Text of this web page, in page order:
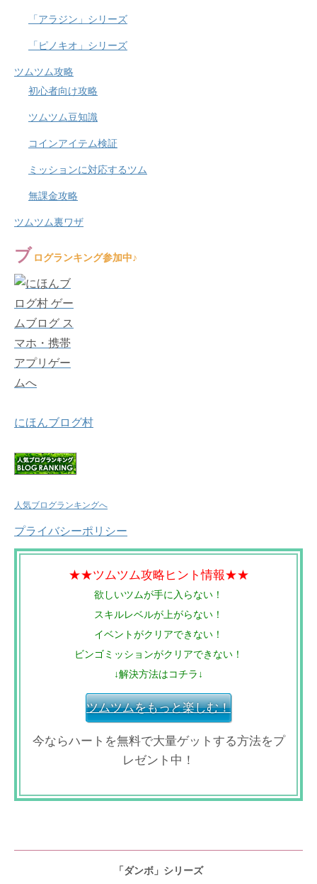
「アラジン」シリーズ
「ピノキオ」シリーズ
ツムツム攻略
初心者向け攻略
ツムツム豆知識
コインアイテム検証
ミッションに対応するツム
無課金攻略
ツムツム裏ワザ
ブ ログランキング参加中♪
にほんブログ村
人気ブログランキングへ
プライバシーポリシー
★★ツムツム攻略ヒント情報★★
欲しいツムが手に入らない！
スキルレベルが上がらない！
イベントがクリアできない！
ビンゴミッションがクリアできない！
↓解決方法はコチラ↓
ツムツムをもっと楽しむ！
今ならハートを無料で大量ゲットする方法をプ
レゼント中！
「ダンボ」シリーズ